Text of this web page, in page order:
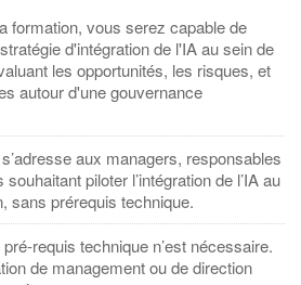
formation, vous serez capable de
d'intégration de l'IA au sein de
les opportunités, les risques, et
autour d'une gouvernance
aux managers, responsables
piloter l’intégration de l’IA au
sans prérequis technique.
requis technique n’est nécessaire.
de management ou de direction